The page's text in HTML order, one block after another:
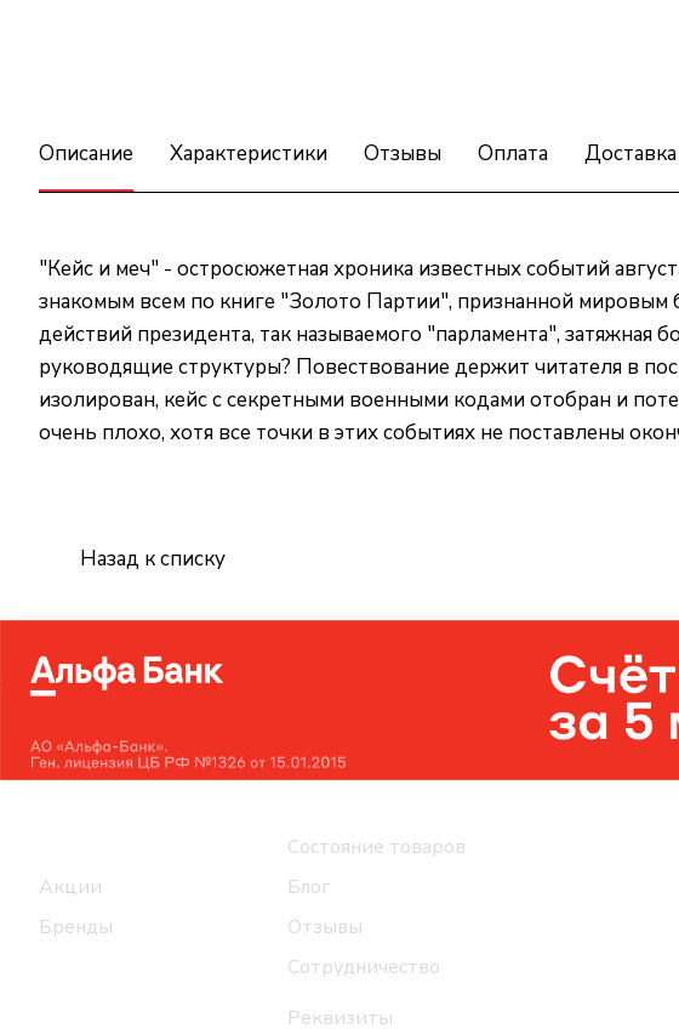
Описание Характеристики Отзывы Оплата Доставка
"Кейс и меч" - остросюжетная хроника известных событий
знакомым всем по книге "Золото Партии", признанной мировым
действий президента, так называемого "парламента",
руководящие структуры? Повествование держит читателя в
изолирован, кейс с секретными военными кодами отобран и
очень плохо, хотя все точки в этих событиях не поставлены
Назад к списку
Акции
Бренды
Состояние товаров
Блог
Отзывы
Сотрудничество
Реквизиты